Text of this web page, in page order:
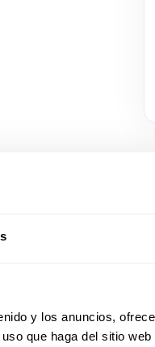
y los anuncios,
que haga del sitio
acción